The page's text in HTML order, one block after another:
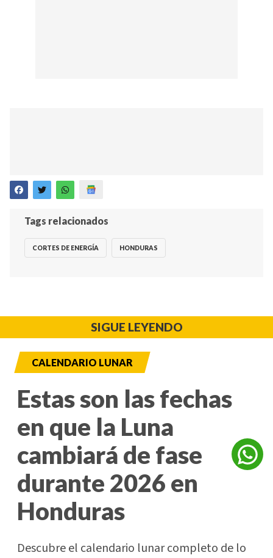
Tags relacionados
CORTES DE ENERGÍA HONDURAS
SIGUE LEYENDO
CALENDARIO LUNAR
Estas son las fechas
en que la Luna
cambiará de fase
durante 2026 en
Honduras
Descubre el calendario lunar completo de lo